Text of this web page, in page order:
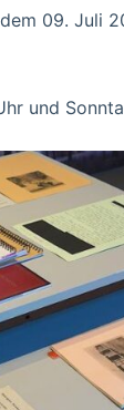
09. Juli
und